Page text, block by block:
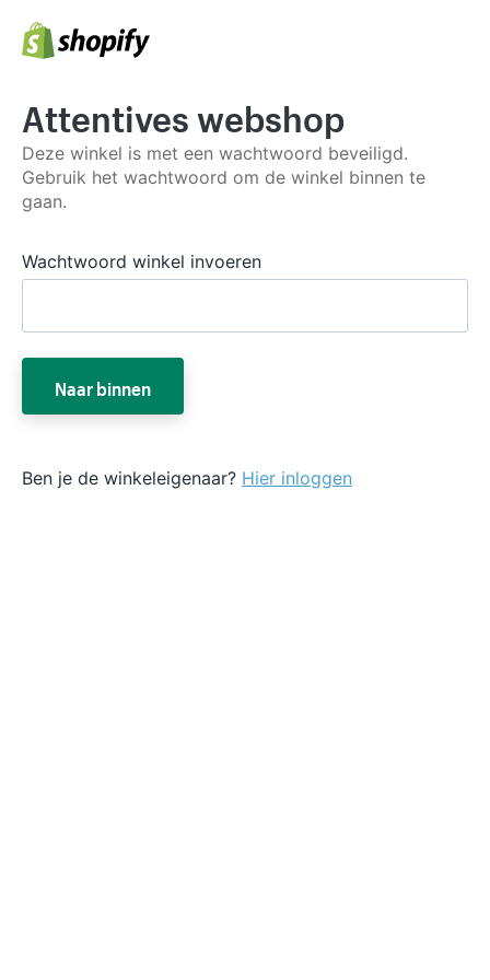
Attentives webshop
Deze winkel is met een wachtwoord beveiligd.
Gebruik het wachtwoord om de winkel binnen te
gaan.
Wachtwoord winkel invoeren
Naar binnen
Ben je de winkeleigenaar? Hier inloggen